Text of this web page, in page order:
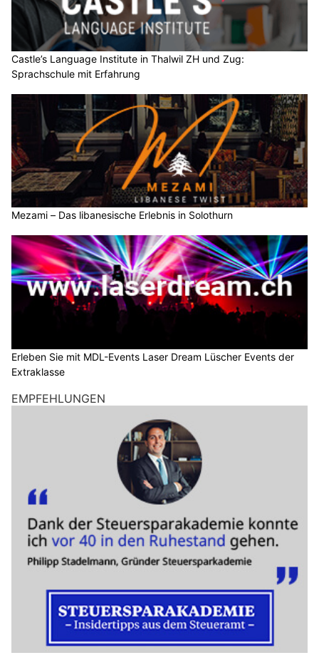
Castle’s Language Institute in Thalwil ZH und Zug:
Sprachschule mit Erfahrung
Mezami – Das libanesische Erlebnis in Solothurn
Erleben Sie mit MDL-Events Laser Dream Lüscher Events der
Extraklasse
EMPFEHLUNGEN